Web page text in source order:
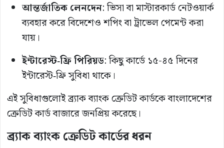
আন্তর্জাতিক লেনদেন: ভিসা বা মাস্টারকার্ড নেটওয়ার্ক
ব্যবহার করে বিদেশেও শপিং বা ট্রাভেল পেমেন্ট করা
যায়।
ইন্টারেস্ট‑ফ্রি পিরিয়ড: কিছু কার্ডে ১৫-৪৫ দিনের
ইন্টারেস্ট‑ফ্রি সুবিধা থাকে।
এই সুবিধাগুলোই ব্র্যাক ব্যাংক ক্রেডিট কার্ডকে বাংলাদেশের
ক্রেডিট কার্ড বাজারে জনপ্রিয় করেছে।
ব্র্যাক ব্যাংক ক্রেডিট কার্ডের ধরন